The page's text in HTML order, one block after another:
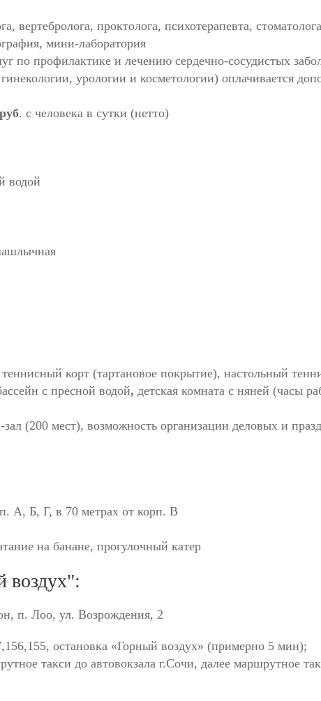
вертебролога, проктолога, психотерапевта,
мини-лаборатория
по профилактике и лечению сердечно-сосудистых
урологии и косметологии) оплачивается
. с человека в сутки (нетто)
водой
корт (тартановое покрытие), настольный
с пресной водой, детская комната с няней (часы
(200 мест), возможность организации деловых и
А, Б, Г, в 70 метрах от корп. В
на банане, прогулочный катер
воздух":
п. Лоо, ул. Возрождения, 2
остановка «Горный воздух» (примерно 5 мин);
такси до автовокзала г.Сочи, далее маршрутное